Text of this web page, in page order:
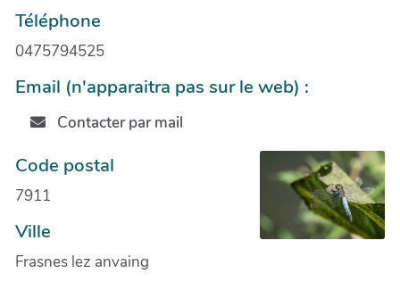
Téléphone
0475794525
Email (n'apparaitra pas sur le web) :
Contacter par mail
Code postal
7911
Ville
Frasnes lez anvaing